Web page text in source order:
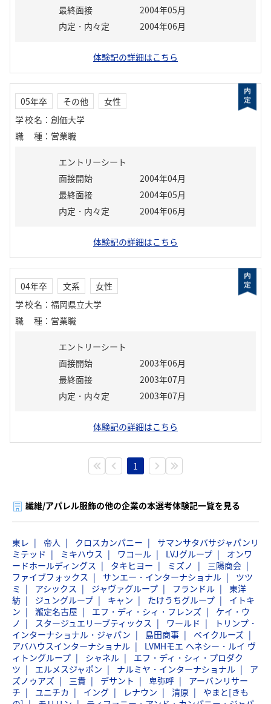
最終面接
2004年05月
内定・内々定
2004年06月
体験記の詳細はこちら
05年卒 その他
女性
学校名 ： 創価大学
職種 ： 営業職
エントリーシート
面接開始
2004年04月
最終面接
2004年05月
内定・内々定
2004年06月
体験記の詳細はこちら
04年卒 文系
女性
学校名 ： 福岡県立大学
職種 ： 営業職
エントリーシート
面接開始
2003年06月
最終面接
2003年07月
内定・内々定
2003年07月
体験記の詳細はこちら
1
繊維/アパレル服飾の他の企業の本選考体験記一覧を見る
東レ 帝人 クロスカンパニー
サマンサタバサジャパンリ
ミテッド
ミキハウス ワコール LVJグループ
オンワ
ードホールディングス
タキヒヨー ミズノ
三陽商会
ファイブフォックス
サンエー・インターナショナル
ツツ
ミ
アシックス ジャヴァグループ フランドル
東洋
紡
ジュングループ キャン たけうちグループ
イトキ
ン
瀧定名古屋 エフ・ディ・シィ・フレンズ
ケイ・ウ
ノ
スタージュエリーブティックス ワールド
トリンプ・
インターナショナル・ジャパン
島田商事
ベイクルーズ
アバハウスインターナショナル
LVMHモエ ヘネシー・ルイ ヴ
ィトングループ
シャネル
エフ・ディ・シィ・プロダク
ツ
エルメスジャポン ナルミヤ・インターナショナル
ア
ズノゥアズ
三貴 デサント 卑弥呼
アーバンリサー
チ
ユニチカ イング レナウン 清原
やまと[きも